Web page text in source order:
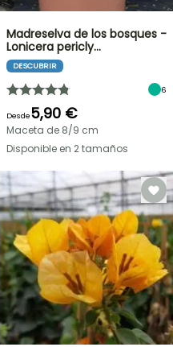
Madreselva de los bosques -
Lonicera pericly…
DESCUBRIR
6
Desde5,90 €
Maceta de 8/9 cm
Disponible en 2 tamaños